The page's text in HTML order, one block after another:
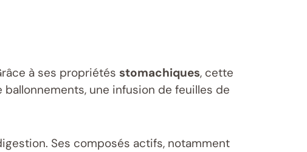
à ses propriétés stomachiques, cette
une infusion de feuilles de
Ses composés actifs, notamment